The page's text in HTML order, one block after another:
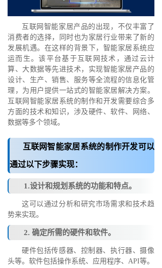
互联网智能家居产品的出现，不仅丰富了
消费者的选择，同时也为家居行业带来了新的
发展机遇。在这样的背景下，智能家居系统应
运而生。该平台基于互联网技术，通过云计
算、大数据等先进技术，实现智能家居产品的
设计、生产、销售、服务等全流程的信息化管
理，为用户提供一站式的智能家居解决方案。
互联网智能家居系统的制作和开发需要综合多
方面的技术和知识，涉及硬件、软件、网络、
数据等多个领域。
互联网智能家居系统的制作开发可以
通过以下步骤实现：
1.设计和规划系统的功能和特点。
这可以通过分析和研究市场需求和技术趋
势来实现。
2. 确定所需的硬件和软件。
硬件包括传感器、控制器、执行器、摄像
头等。软件包括操作系统、应用程序、API等。